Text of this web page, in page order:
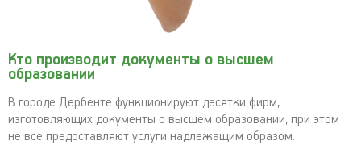
Кто производит документы о высшем
образовании
В городе Дербенте функционируют десятки фирм,
изготовляющих документы о высшем образовании, при этом
не все предоставляют услуги надлежащим образом.